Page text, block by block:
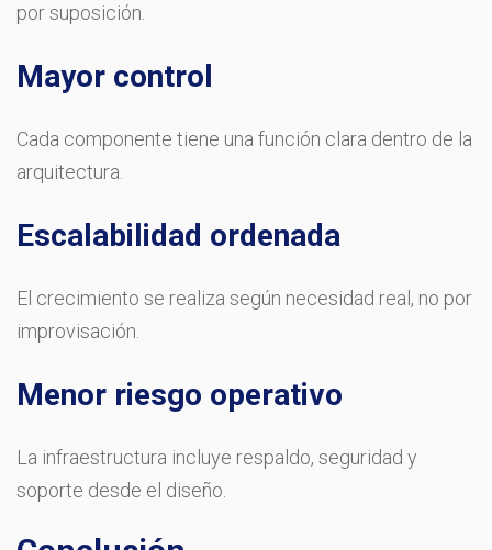
por suposición.
Mayor control
Cada componente tiene una función clara dentro de la
arquitectura.
Escalabilidad ordenada
El crecimiento se realiza según necesidad real, no por
improvisación.
Menor riesgo operativo
La infraestructura incluye respaldo, seguridad y
soporte desde el diseño.